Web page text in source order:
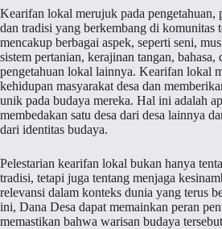
Kearifan lokal merujuk pada
dan tradisi yang berkembang di komunitas
mencakup berbagai aspek, seperti seni,
sistem pertanian, kerajinan tangan, bahasa,
pengetahuan lokal lainnya. Kearifan lokal
kehidupan masyarakat desa dan
unik pada budaya mereka. Hal ini adalah
membedakan satu desa dari desa lainnya
dari identitas budaya.
Pelestarian kearifan lokal bukan hanya
tradisi, tetapi juga tentang menjaga
relevansi dalam konteks dunia yang terus
ini, Dana Desa dapat memainkan peran
memastikan bahwa warisan budaya